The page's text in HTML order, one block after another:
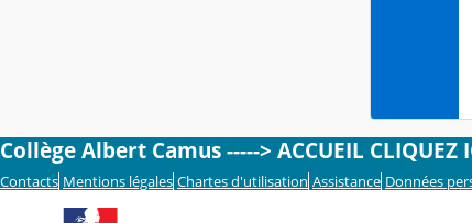
Collège Albert Camus -----> ACCUEIL CLIQUEZ
Contacts Mentions légales Chartes d'utilisation Assistance Données